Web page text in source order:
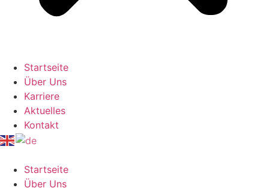
Startseite
Über Uns
Karriere
Aktuelles
Kontakt
Startseite
Über Uns